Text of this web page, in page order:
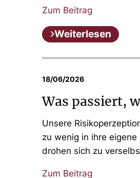
Zum Beitrag
Weiterlesen
18/06/2026
Was passiert,
Unsere
zu wenig in ihre
drohen sich zu
Zum Beitrag